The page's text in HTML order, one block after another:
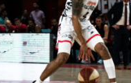
DAVID EFIANAYI QUITTE LES
actualités pro b